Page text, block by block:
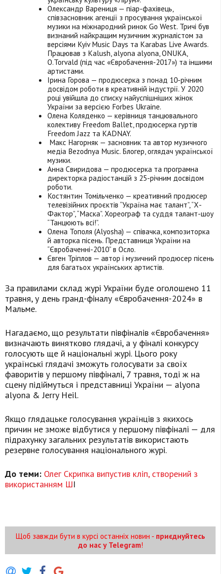
Олександр Варениця — піар-фахівець,
співзасновник агенції з просування української
музики на міжнародний ринок Go West. Тричі був
визнаний найкращим музичним журналістом за
версіями Kyiv Music Days та Karabas Live Awards.
Працював з Kalush, alyona alyona, ONUKA,
O.Torvald (під час «Євробачення-2017») та іншими
артистами.
Ірина Горова — продюсерка з понад 10-річним
досвідом роботи в креативній індустрії. У 2020
році увійшла до списку найуспішніших жінок
України за версією Forbes Ukraine.
Олена Коляденко — керівниця танцювального
колективу Freedom Ballet, продюсерка гуртів
Freedom Jazz та KADNAY.
Макс Нагорняк — засновник та автор музичного
медіа Bezodnya Music. Блогер, оглядач української
музики.
Анна Свиридова — продюсерка та програмна
директорка радіостанцій з 25-річним досвідом
роботи.
Костянтин Томільченко — креативний продюсер
телевізійних проєктів “Україна має талант”, “Х-
Фактор”, “Маска”. Хореограф та суддя талант-шоу
“Танцюють всі!”.
Олена Тополя (Alyosha) — співачка, композиторка
й авторка пісень. Представниця України на
“Євробаченні-2010” в Осло.
Євген Тріплов — автор і музичний продюсер пісень
для багатьох українських артистів.
За правилами склад журі України буде оголошено 11
травня, у день гранд-фіналу «Євробачення-2024» в
Мальме.
Нагадаємо, що результати півфіналів «Євробачення»
визначають винятково глядачі, а у фіналі конкурсу
голосують ще й національні журі. Цього року
українські глядачі зможуть голосувати за своїх
фаворитів у першому півфіналі, 7 травня, тоді ж на
сцену підіймуться і представниці України — alyona
alyona & Jerry Heil.
Якщо глядацьке голосування українців з якихось
причин не зможе відбутися у першому півфіналі — для
підрахунку загальних результатів використають
резервне голосування національного журі.
До теми: Олег Скрипка випустив кліп, створений з
використанням ШІ
Щоб завжди бути в курсі останніх новин - приєднуйтесь
до нас у Telegram!